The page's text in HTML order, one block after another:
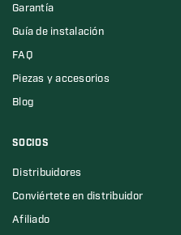
Garantía
Guía de instalación
FAQ
Piezas y accesorios
Blog
SOCIOS
Distribuidores
Conviértete en distribuidor
Afiliado